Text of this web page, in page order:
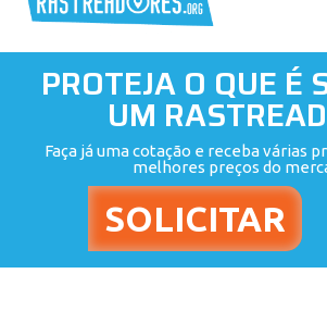
PROTEJA O QUE É
UM
Faça já uma cotação e receba várias
melhores preços do